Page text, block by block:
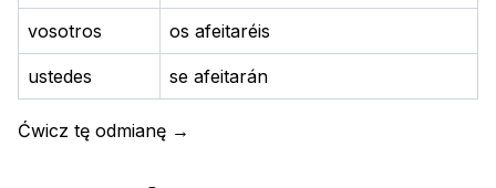
vosotros os afeitaréis
ustedes se afeitarán
Ćwicz tę odmianę →